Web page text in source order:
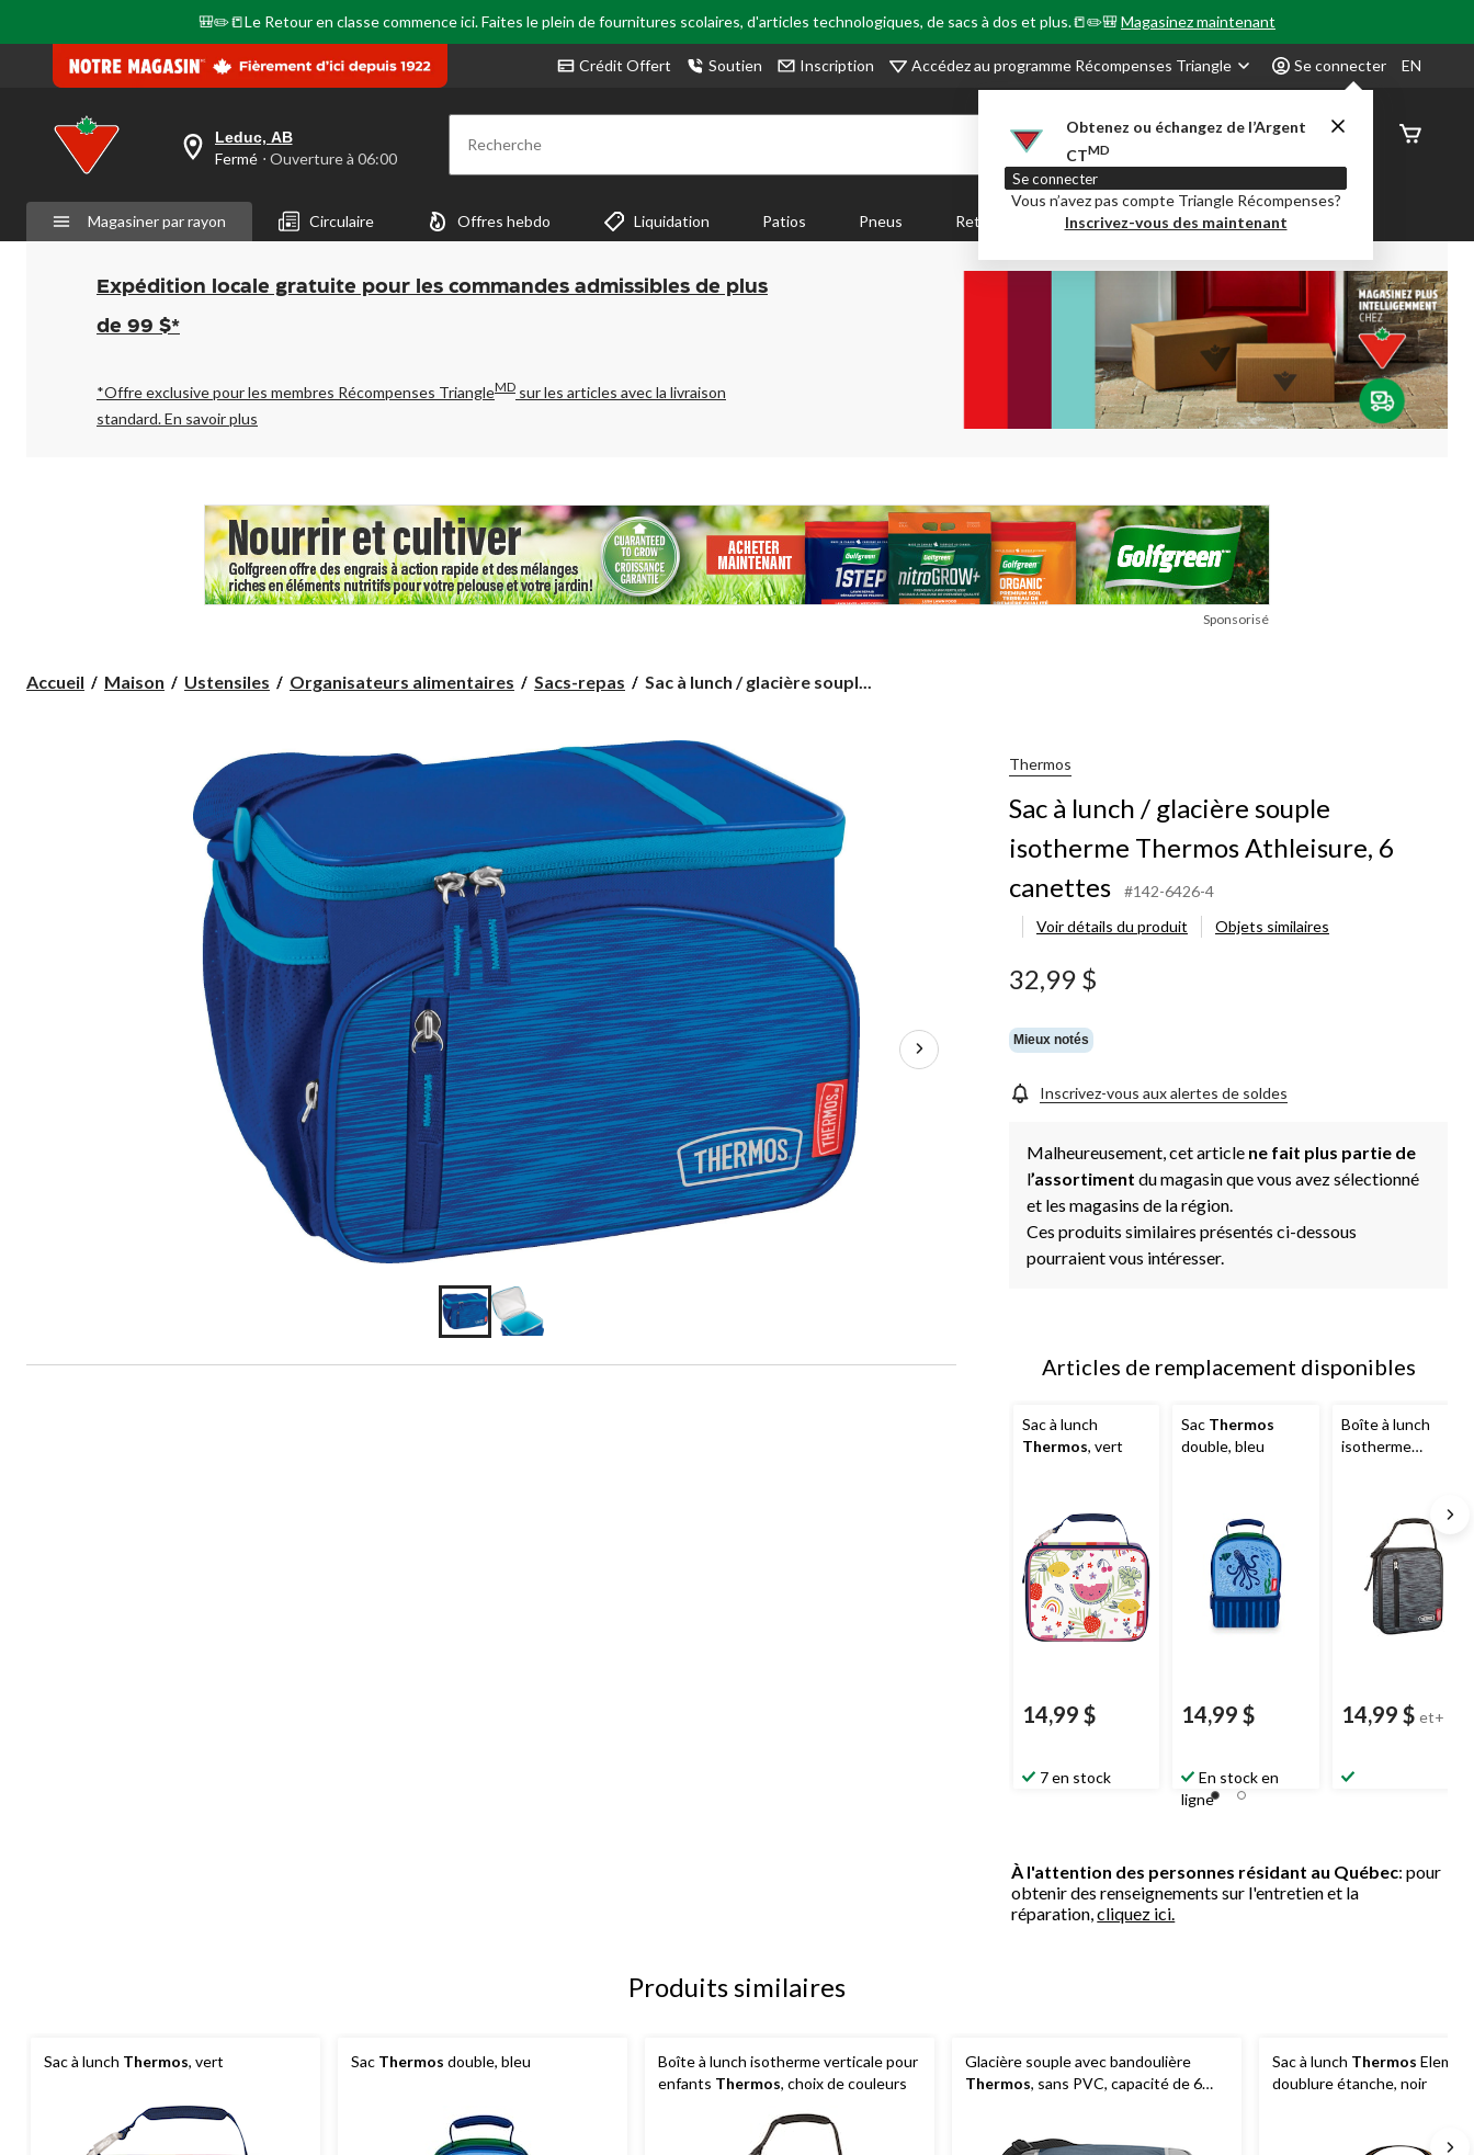
🎒✏️📒Le Retour en classe commence ici. Faites le plein de fournitures scolaires, d'articles technologiques, de sacs à dos et plus.📒✏️🎒Magasinez maintenant
Crédit Offert Soutien Inscription Accédez au programme Récompenses Triangle Se connecter
Obtenez ou échangez de l’Argent
CTMD
Se connecter
Vous n’avez pas compte Triangle Récompenses?
Inscrivez-vous des maintenant
EN
votre
est
Leduc,
AB,
Fermé,
Ouverture
à
pour
changer
Leduc, AB
Fermé ⋅ Ouverture à 06:00 Recherche
État de
Magasiner par rayon Circulaire Offres hebdo Liquidation Patios Pneus Retour en Classe Party City Centre-auto
Expédition locale gratuite pour les commandes admissibles de plus
de 99 $*
*Offre exclusive pour les membres Récompenses TriangleMD sur les articles avec la livraison
standard.En savoir plus
Sponsorisé
Accueil Maison Ustensiles Organisateurs alimentaires Sacs-repas
Sac
/
souple
isotherme
Thermos
Athleisure,
6
canettes
Sac à lunch / glacière soupl...
Thermos
Sac à lunch / glacière souple
isotherme Thermos Athleisure, 6
canettes
#142-6426-4
Voir détails du produit
Objets similaires
32,99 $
Mieux notés
Inscrivez-vous aux alertes de soldes
Malheureusement, cet article ne fait plus partie de
l’assortiment du magasin que vous avez sélectionné
et les magasins de la région.
Ces produits similaires présentés ci-dessous
pourraient vous intéresser.
Articles de remplacement disponibles
Sac à lunch
Thermos, vert
14,99 $
7 en stock
Sac Thermos
double, bleu
14,99 $
En stock en
ligne
Boîte à lunch
isotherme
choix de couleurs
14,99 $ et+
À l'attention des personnes résidant au Québec: pour
obtenir des renseignements sur l'entretien et la
réparation,cliquez ici.
Produits similaires
Sac à lunch Thermos, vert Sac Thermos double, bleu
Boîte à lunch isotherme verticale pour
enfants Thermos, choix de couleurs
Glacière souple avec bandoulière
Thermos, sans PVC, capacité de 6
Sac à lunch Thermos
doublure étanche, noir